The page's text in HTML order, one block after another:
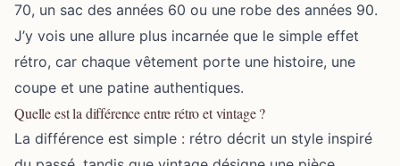
70, un sac des années 60 ou une robe des années 90.
J’y vois une allure plus incarnée que le simple effet
rétro, car chaque vêtement porte une histoire, une
coupe et une patine authentiques.
Quelle est la différence entre rétro et vintage ?
La différence est simple : rétro décrit un style inspiré